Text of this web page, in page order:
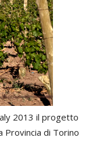
2013 il progetto
Provincia di Torino